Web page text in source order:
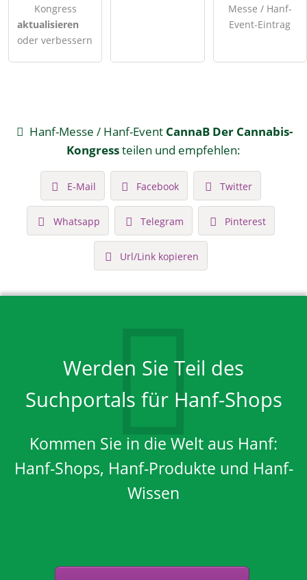
Kongress
aktualisieren
oder verbessern
Messe / Hanf-
Event-Eintrag
Hanf-Messe / Hanf-Event CannaB Der Cannabis-
Kongressteilen und empfehlen:
E-Mail Facebook Twitter
Whatsapp Telegram Pinterest
Url/Link kopieren
Werden Sie Teil des
Suchportals für Hanf-Shops
Kommen Sie in die Welt aus Hanf:
Hanf-Shops, Hanf-Produkte und Hanf-
Wissen